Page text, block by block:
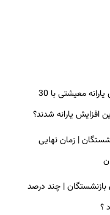
پرداخت کالابرگ برای مادران | واریزی یارانه معیشتی با 30
یارانه شدند؟
| زمان نهایی
بازنشستگان | چند درصد
؟